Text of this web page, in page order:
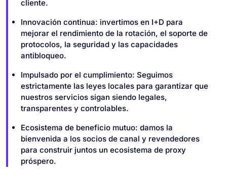
cliente.
Innovación continua: invertimos en I+D para
mejorar el rendimiento de la rotación, el soporte de
protocolos, la seguridad y las capacidades
antibloqueo.
Impulsado por el cumplimiento: Seguimos
estrictamente las leyes locales para garantizar que
nuestros servicios sigan siendo legales,
transparentes y controlables.
Ecosistema de beneficio mutuo: damos la
bienvenida a los socios de canal y revendedores
para construir juntos un ecosistema de proxy
próspero.